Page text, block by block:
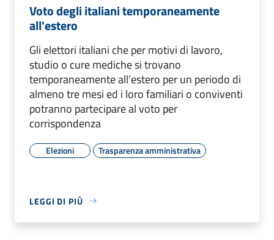
Voto degli italiani temporaneamente
all'estero
Gli elettori italiani che per motivi di lavoro,
studio o cure mediche si trovano
temporaneamente all’estero per un periodo di
almeno tre mesi ed i loro familiari o conviventi
potranno partecipare al voto per
corrispondenza
Elezioni Trasparenza amministrativa
LEGGI DI PIÙ